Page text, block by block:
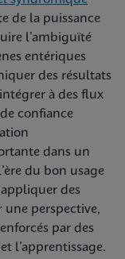
de la puissance
l’ambiguïté
entériques
des résultats
à des flux
confiance
dans un
du bon usage
des
une perspective,
par des
l’apprentissage.